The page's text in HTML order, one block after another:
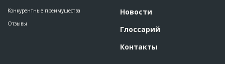
Конкурентные преимущества
Отзывы
Новости
Глоссарий
Контакты